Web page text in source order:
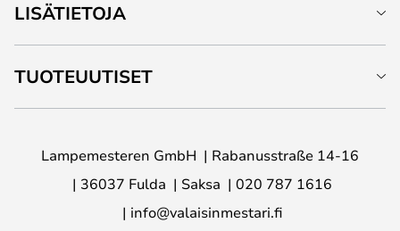
LISÄTIETOJA
TUOTEUUTISET
Lampemesteren GmbH
Rabanusstraße 14-16
36037 Fulda
Saksa
020 787 1616
info@valaisinmestari.fi